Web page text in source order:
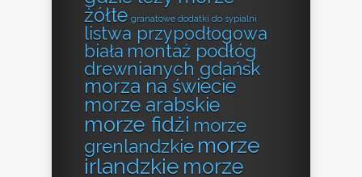
żółte granatowe dodatki do sypialni
listwa przypodłogowa
biała montaż podłóg
drewnianych gdańsk
morza na świecie
morze arabskie
morze fidżi morze
grenlandzkie morze
irlandzkie morze